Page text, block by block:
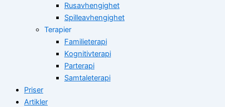
Rusavhengighet
Spilleavhengighet
Terapier
Familieterapi
Kognitivterapi
Parterapi
Samtaleterapi
Priser
Artikler